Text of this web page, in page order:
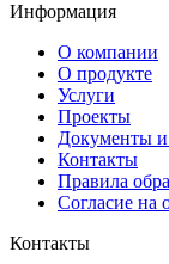
Информация
О компании
О продукте
Услуги
Проекты
Документы
Контакты
Правила
Согласие на
Контакты